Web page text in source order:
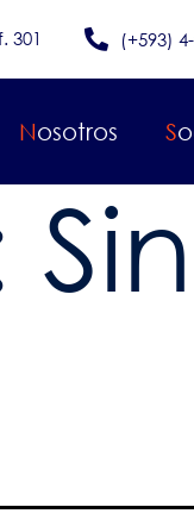
301 (+593)
Nosotros
Sin